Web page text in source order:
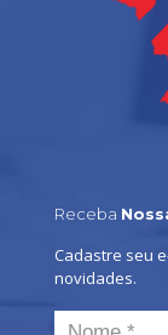
Receba
Cadastre seu
novidades.